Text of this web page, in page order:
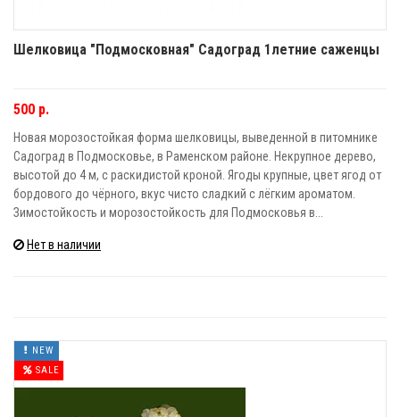
Шелковица "Подмосковная" Садоград 1летние саженцы
500 р.
Новая морозостойкая форма шелковицы, выведенной в питомнике
Садоград в Подмосковье, в Раменском районе. Некрупное дерево,
высотой до 4 м, с раскидистой кроной. Ягоды крупные, цвет ягод от
бордового до чёрного, вкус чисто сладкий с лёгким ароматом.
Зимостойкость и морозостойкость для Подмосковья в...
Нет в наличии
SALE
NEW